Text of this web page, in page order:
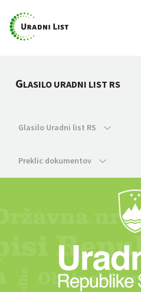
GLASILO URADNI LIST RS
Glasilo Uradni list RS
Preklic dokumentov